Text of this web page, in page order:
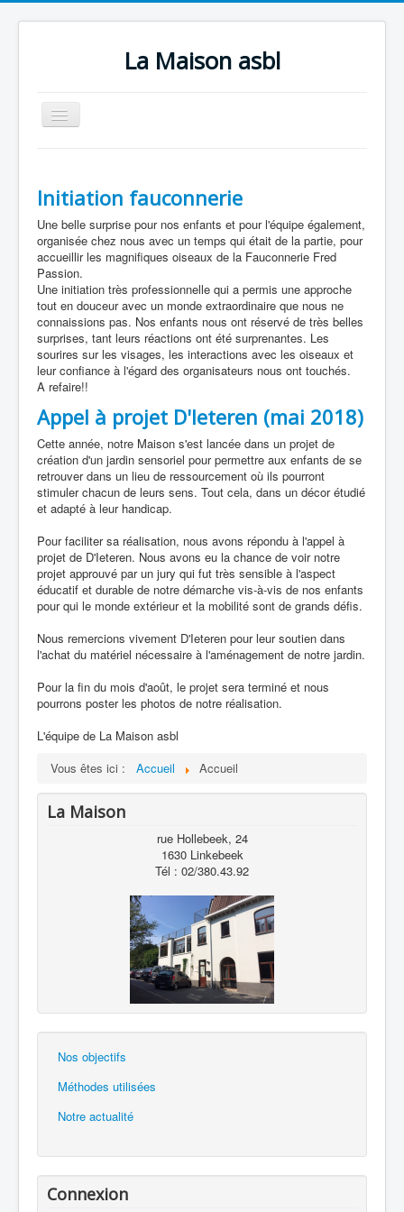
La Maison asbl
Basculer
la
Qui sommes-nous ?
Nos activités
Infos pratiques
Contact
Photos
Faire un don
Initiation fauconnerie
Une belle surprise pour nos enfants et pour l'équipe également,
organisée chez nous avec un temps qui était de la partie, pour
accueillir les magnifiques oiseaux de la Fauconnerie Fred
Passion.
Une initiation très professionnelle qui a permis une approche
tout en douceur avec un monde extraordinaire que nous ne
connaissions pas. Nos enfants nous ont réservé de très belles
surprises, tant leurs réactions ont été surprenantes. Les
sourires sur les visages, les interactions avec les oiseaux et
leur confiance à l'égard des organisateurs nous ont touchés.
A refaire!!
Appel à projet D'Ieteren (mai 2018)
Cette année, notre Maison s'est lancée dans un projet de
création d'un jardin sensoriel pour permettre aux enfants de se
retrouver dans un lieu de ressourcement où ils pourront
stimuler chacun de leurs sens. Tout cela, dans un décor étudié
et adapté à leur handicap.
Pour faciliter sa réalisation, nous avons répondu à l'appel à
projet de D'Ieteren. Nous avons eu la chance de voir notre
projet approuvé par un jury qui fut très sensible à l'aspect
éducatif et durable de notre démarche vis-à-vis de nos enfants
pour qui le monde extérieur et la mobilité sont de grands défis.
Nous remercions vivement D'Ieteren pour leur soutien dans
l'achat du matériel nécessaire à l'aménagement de notre jardin.
Pour la fin du mois d'août, le projet sera terminé et nous
pourrons poster les photos de notre réalisation.
L'équipe de La Maison asbl
Vous êtes ici :
Accueil Accueil
La Maison
rue Hollebeek, 24
1630 Linkebeek
Tél : 02/380.43.92
Nos objectifs
Méthodes utilisées
Notre actualité
Connexion